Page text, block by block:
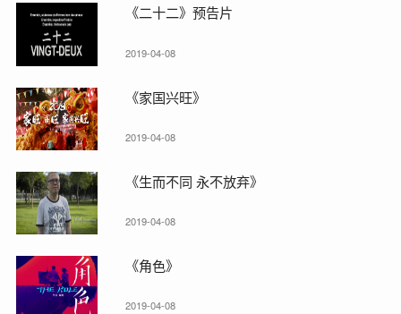
《二十二》预告片
2019-04-08
《家国兴旺》
2019-04-08
《生而不同 永不放弃》
2019-04-08
《角色》
2019-04-08